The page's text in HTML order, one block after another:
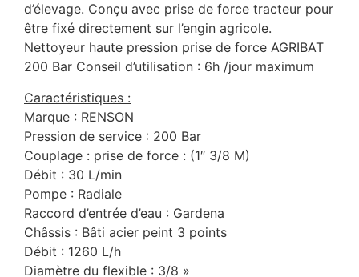
d’élevage. Conçu avec prise de force tracteur pour
être fixé directement sur l’engin agricole.
Nettoyeur haute pression prise de force AGRIBAT
200 Bar Conseil d’utilisation : 6h /jour maximum
Caractéristiques :
Marque : RENSON
Pression de service : 200 Bar
Couplage : prise de force : (1″ 3/8 M)
Débit : 30 L/min
Pompe : Radiale
Raccord d’entrée d’eau : Gardena
Châssis : Bâti acier peint 3 points
Débit : 1260 L/h
Diamètre du flexible : 3/8 »